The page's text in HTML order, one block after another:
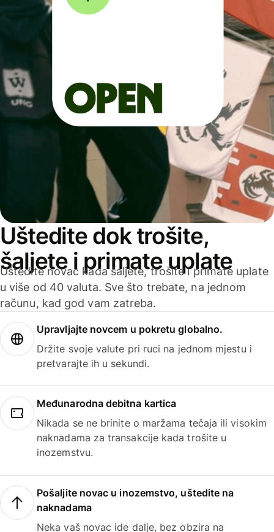
Uštedite dok trošite,
šaljete i primate uplate
Uštedite novac kada šaljete, trošite i primate uplate
u više od 40 valuta. Sve što trebate, na jednom
računu, kad god vam zatreba.
Upravljajte novcem u pokretu globalno.
Držite svoje valute pri ruci na jednom mjestu i
pretvarajte ih u sekundi.
Međunarodna debitna kartica
Nikada se ne brinite o maržama tečaja ili visokim
naknadama za transakcije kada trošite u
inozemstvu.
Pošaljite novac u inozemstvo, uštedite na
naknadama
Neka vaš novac ide dalje, bez obzira na